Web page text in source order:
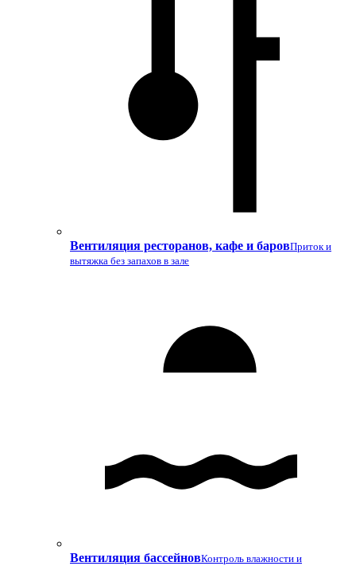
Вентиляция ресторанов, кафе и баровПриток и
вытяжка без запахов в зале
Вентиляция бассейновКонтроль влажности и